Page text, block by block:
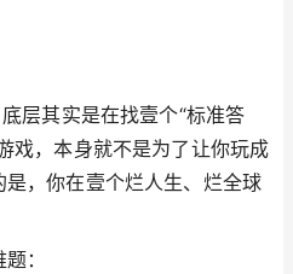
层其实是在找壹个“标准答
戏，本身就不是为了让你玩成
，你在壹个烂人生、烂全球
：